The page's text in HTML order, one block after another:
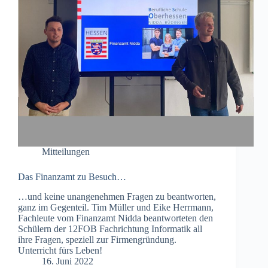
Mitteilungen
Das Finanzamt zu Besuch…
…und keine unangenehmen Fragen zu beantworten,
ganz im Gegenteil. Tim Müller und Eike Herrmann,
Fachleute vom Finanzamt Nidda beantworteten den
Schülern der 12FOB Fachrichtung Informatik all
ihre Fragen, speziell zur Firmengründung.
Unterricht fürs Leben!
16. Juni 2022